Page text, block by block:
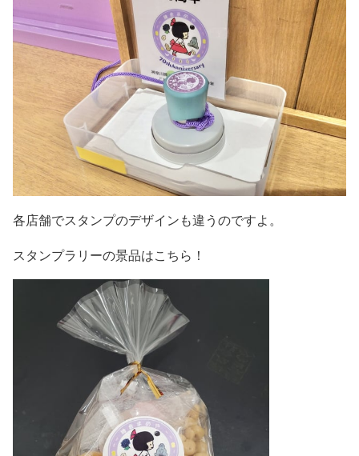
各店舗でスタンプのデザインも違うのですよ。
スタンプラリーの景品はこちら！